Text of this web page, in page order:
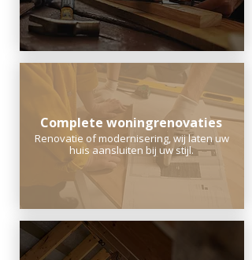
Complete woningrenovaties
Renovatie of modernisering, wij laten uw
huis aansluiten bij uw stijl.